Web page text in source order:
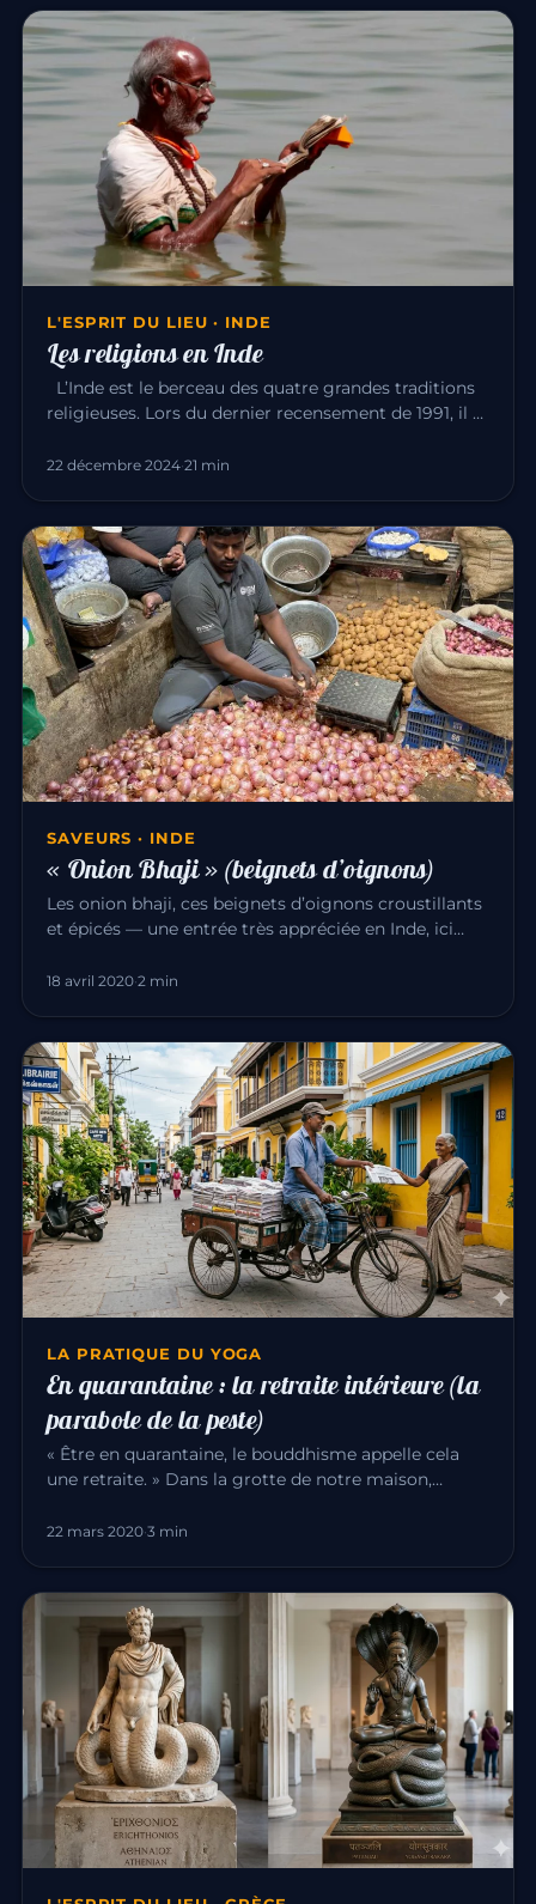
L'ESPRIT DU LIEU · INDE
Les religions en Inde
L’Inde est le berceau des quatre grandes traditions
religieuses. Lors du dernier recensement de 1991, il y
22 décembre 2024·21 min
SAVEURS · INDE
« Onion Bhaji » (beignets d’oignons)
Les onion bhaji, ces beignets d’oignons croustillants
et épicés — une entrée très appréciée en Inde, ici
18 avril 2020·2 min
LA PRATIQUE DU YOGA
En quarantaine : la retraite intérieure (la
parabole de la peste)
« Être en quarantaine, le bouddhisme appelle cela
une retraite. » Dans la grotte de notre maison,
22 mars 2020·3 min